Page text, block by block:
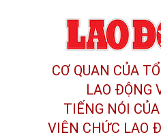
CƠ QUAN CỦA
LAO ĐỘNG
TIẾNG NÓI
VIÊN CHỨC LAO